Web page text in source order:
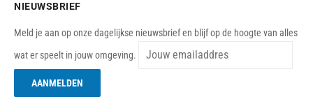
NIEUWSBRIEF
Meld je aan op onze dagelijkse nieuwsbrief en blijf op de hoogte van alles
wat er speelt in jouw omgeving.